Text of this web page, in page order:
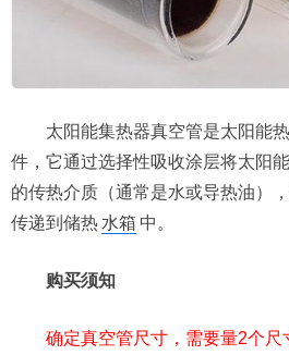
太阳能集热器真空管是太阳能
件，它通过选择性吸收涂层将太阳
的传热介质（通常是水或导热油）
传递到储热 水箱 中。
购买须知
确定真空管尺寸，需要量2个尺